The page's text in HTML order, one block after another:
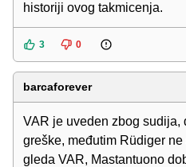
historiji ovog takmicenja.
3 0
barcaforever
VAR je uveden zbog
greške, međutim Rüdiger
gleda VAR, Mastantuono